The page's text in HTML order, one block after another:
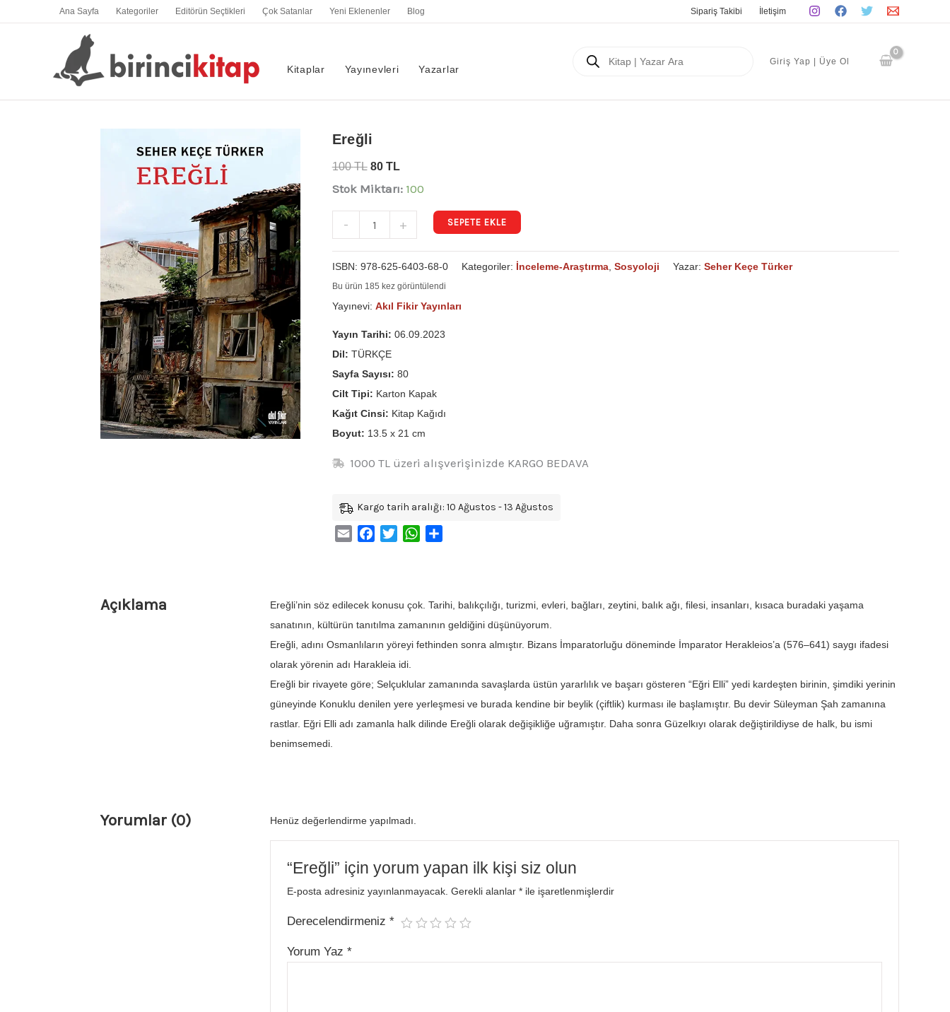
Ana Sayfa Kategoriler Editörün Seçtikleri Çok Satanlar Yeni Eklenenler Blog Sipariş Takibi İletişim
Kitaplar Yayınevleri Yazarlar
search
Giriş Yap | Üye Ol
Ereğli
100TL 80 TL
Stok Miktarı: 100
-
Ereğli
+ SEPETE EKLE
ISBN: 978-625-6403-68-0 Kategoriler: İnceleme-Araştırma, Sosyoloji Yazar: Seher Keçe Türker
Bu ürün 185 kez görüntülendi
Yayınevi: Akıl Fikir Yayınları
Yayın Tarihi: 06.09.2023
Dil: TÜRKÇE
Sayfa Sayısı: 80
Cilt Tipi: Karton Kapak
Kağıt Cinsi: Kitap Kağıdı
Boyut: 13.5 x 21 cm
1000 TL üzeri alışverişinizde KARGO BEDAVA
Kargo tarih aralığı: 10 Ağustos - 13 Ağustos
Email FacebookTwitterWhatsApp
Açıklama
Ereğli’nin söz edilecek konusu çok. Tarihi, balıkçılığı, turizmi, evleri, bağları, zeytini, balık ağı, filesi, insanları, kısaca buradaki yaşama
sanatının, kültürün tanıtılma zamanının geldiğini düşünüyorum.
Ereğli, adını Osmanlıların yöreyi fethinden sonra almıştır. Bizans İmparatorluğu döneminde İmparator Herakleios’a (576–641) saygı ifadesi
olarak yörenin adı Harakleia idi.
Ereğli bir rivayete göre; Selçuklular zamanında savaşlarda üstün yararlılık ve başarı gösteren “Eğri Elli” yedi kardeşten birinin, şimdiki yerinin
güneyinde Konuklu denilen yere yerleşmesi ve burada kendine bir beylik (çiftlik) kurması ile başlamıştır. Bu devir Süleyman Şah zamanına
rastlar. Eğri Elli adı zamanla halk dilinde Ereğli olarak değişikliğe uğramıştır. Daha sonra Güzelkıyı olarak değiştirildiyse de halk, bu ismi
benimsemedi.
Yorumlar (0) Henüz değerlendirme yapılmadı.
“Ereğli” için yorum yapan ilk kişi siz olun
E-posta adresiniz yayınlanmayacak. Gerekli alanlar* ile işaretlenmişlerdir
Derecelendirmeniz*
Yorum Yaz*